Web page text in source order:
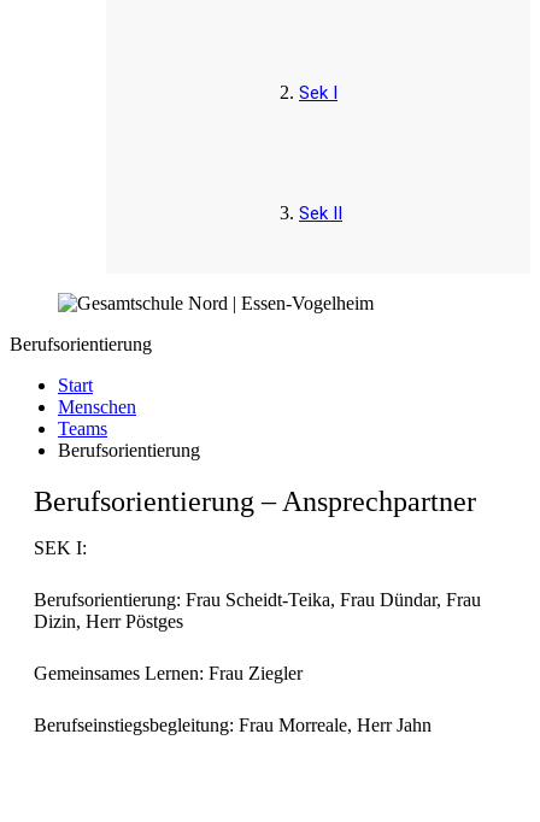
Sek I
Sek II
Berufsorientierung
Start
Menschen
Teams
Berufsorientierung
Berufsorientierung – Ansprechpartner
SEK I:
Berufsorientierung: Frau Scheidt-Teika, Frau Dündar, Frau
Dizin, Herr Pöstges
Gemeinsames Lernen: Frau Ziegler
Berufseinstiegsbegleitung: Frau Morreale, Herr Jahn